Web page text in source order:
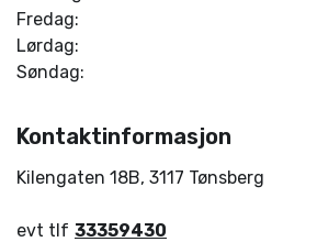
Fredag:
Lørdag:
Søndag:
Kontaktinformasjon
Kilengaten 18B, 3117 Tønsberg
evt tlf 33359430